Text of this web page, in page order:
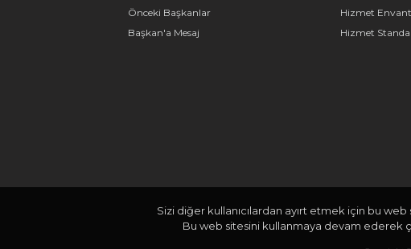
Önceki Başkanlar
Başkan'a Mesaj
Hizmet
Hizmet
Sizi diğer kullanıcılardan ayırt etmek için bu
Bu web sitesini kullanmaya devam ederek